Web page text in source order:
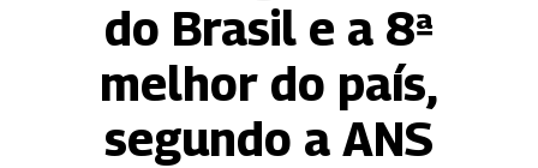
do Brasil e a 8ª
melhor do país,
segundo a ANS